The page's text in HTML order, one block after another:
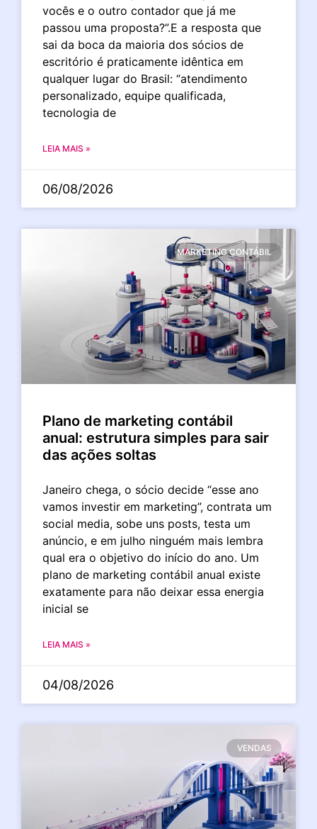
vocês e o outro contador que já me
passou uma proposta?”.E a resposta que
sai da boca da maioria dos sócios de
escritório é praticamente idêntica em
qualquer lugar do Brasil: “atendimento
personalizado, equipe qualificada,
tecnologia de
LEIA MAIS »
06/08/2026
MARKETING CONTÁBIL
Plano de marketing contábil
anual: estrutura simples para sair
das ações soltas
Janeiro chega, o sócio decide “esse ano
vamos investir em marketing”, contrata um
social media, sobe uns posts, testa um
anúncio, e em julho ninguém mais lembra
qual era o objetivo do início do ano. Um
plano de marketing contábil anual existe
exatamente para não deixar essa energia
inicial se
LEIA MAIS »
04/08/2026
VENDAS